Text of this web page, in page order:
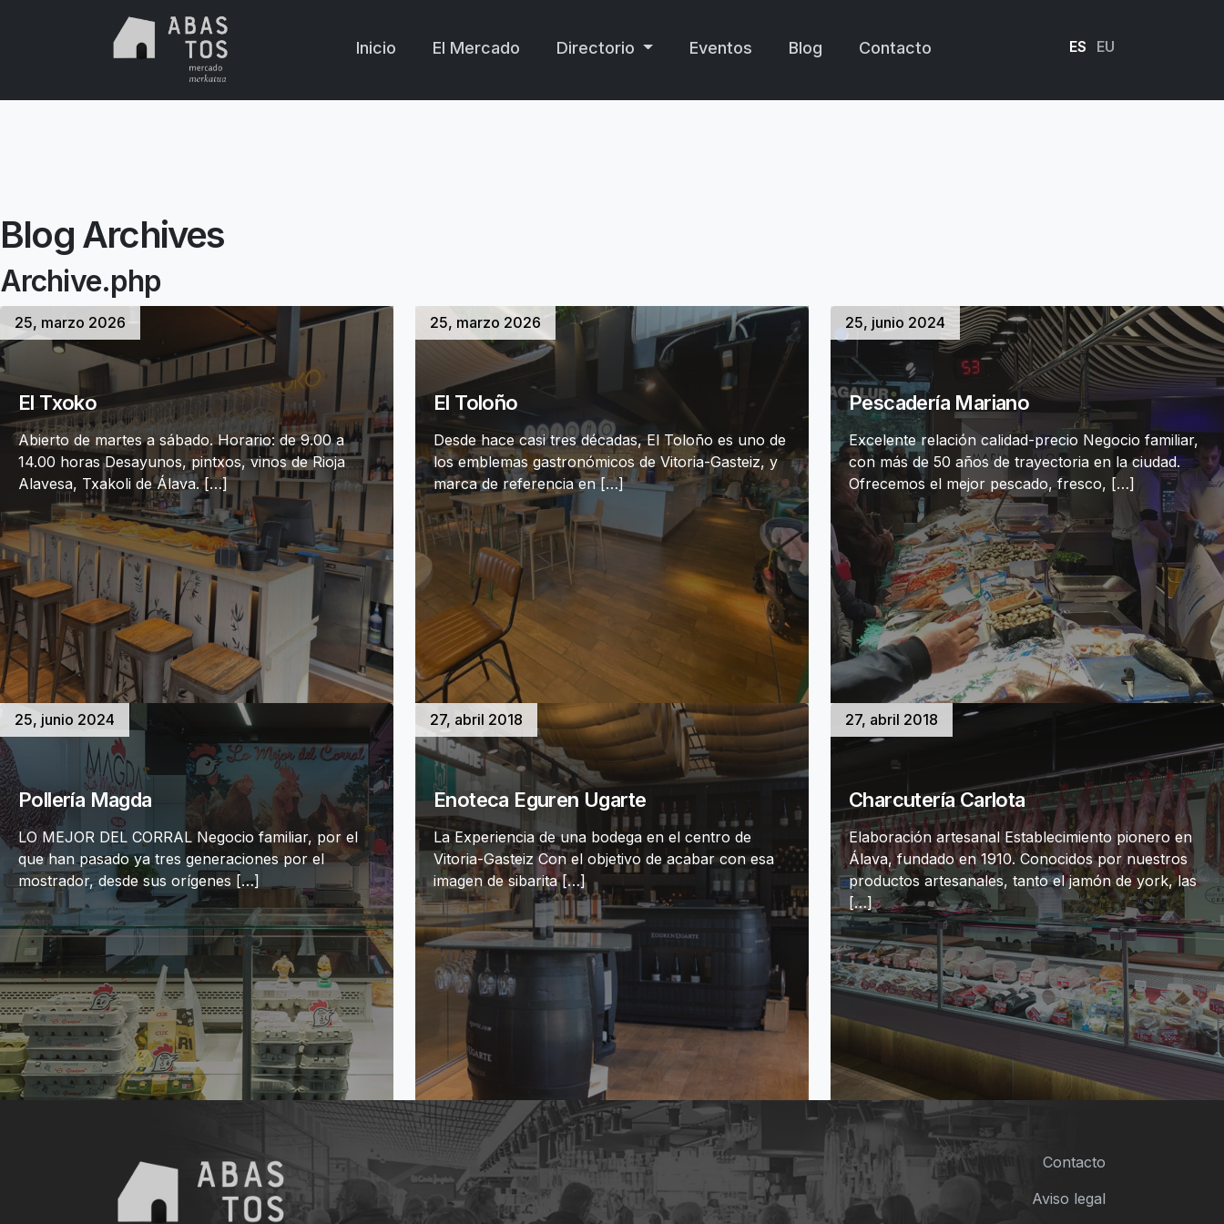
Inicio El Mercado Directorio Eventos Blog Contacto ES EU
Blog Archives
Archive.php
25, marzo 2026
El Txoko
Abierto de martes a sábado. Horario: de 9.00 a
14.00 horas Desayunos, pintxos, vinos de Rioja
Alavesa, Txakoli de Álava. […]
25, marzo 2026
El Toloño
Desde hace casi tres décadas, El Toloño es uno de
los emblemas gastronómicos de Vitoria-Gasteiz, y
marca de referencia en […]
25, junio 2024
Pescadería Mariano
Excelente relación calidad-precio Negocio familiar,
con más de 50 años de trayectoria en la ciudad.
Ofrecemos el mejor pescado, fresco, […]
25, junio 2024
Pollería Magda
LO MEJOR DEL CORRAL Negocio familiar, por el
que han pasado ya tres generaciones por el
mostrador, desde sus orígenes […]
27, abril 2018
Enoteca Eguren Ugarte
La Experiencia de una bodega en el centro de
Vitoria-Gasteiz Con el objetivo de acabar con esa
imagen de sibarita […]
27, abril 2018
Charcutería Carlota
Elaboración artesanal Establecimiento pionero en
Álava, fundado en 1910. Conocidos por nuestros
productos artesanales, tanto el jamón de york, las
[…]
Contacto
Aviso legal